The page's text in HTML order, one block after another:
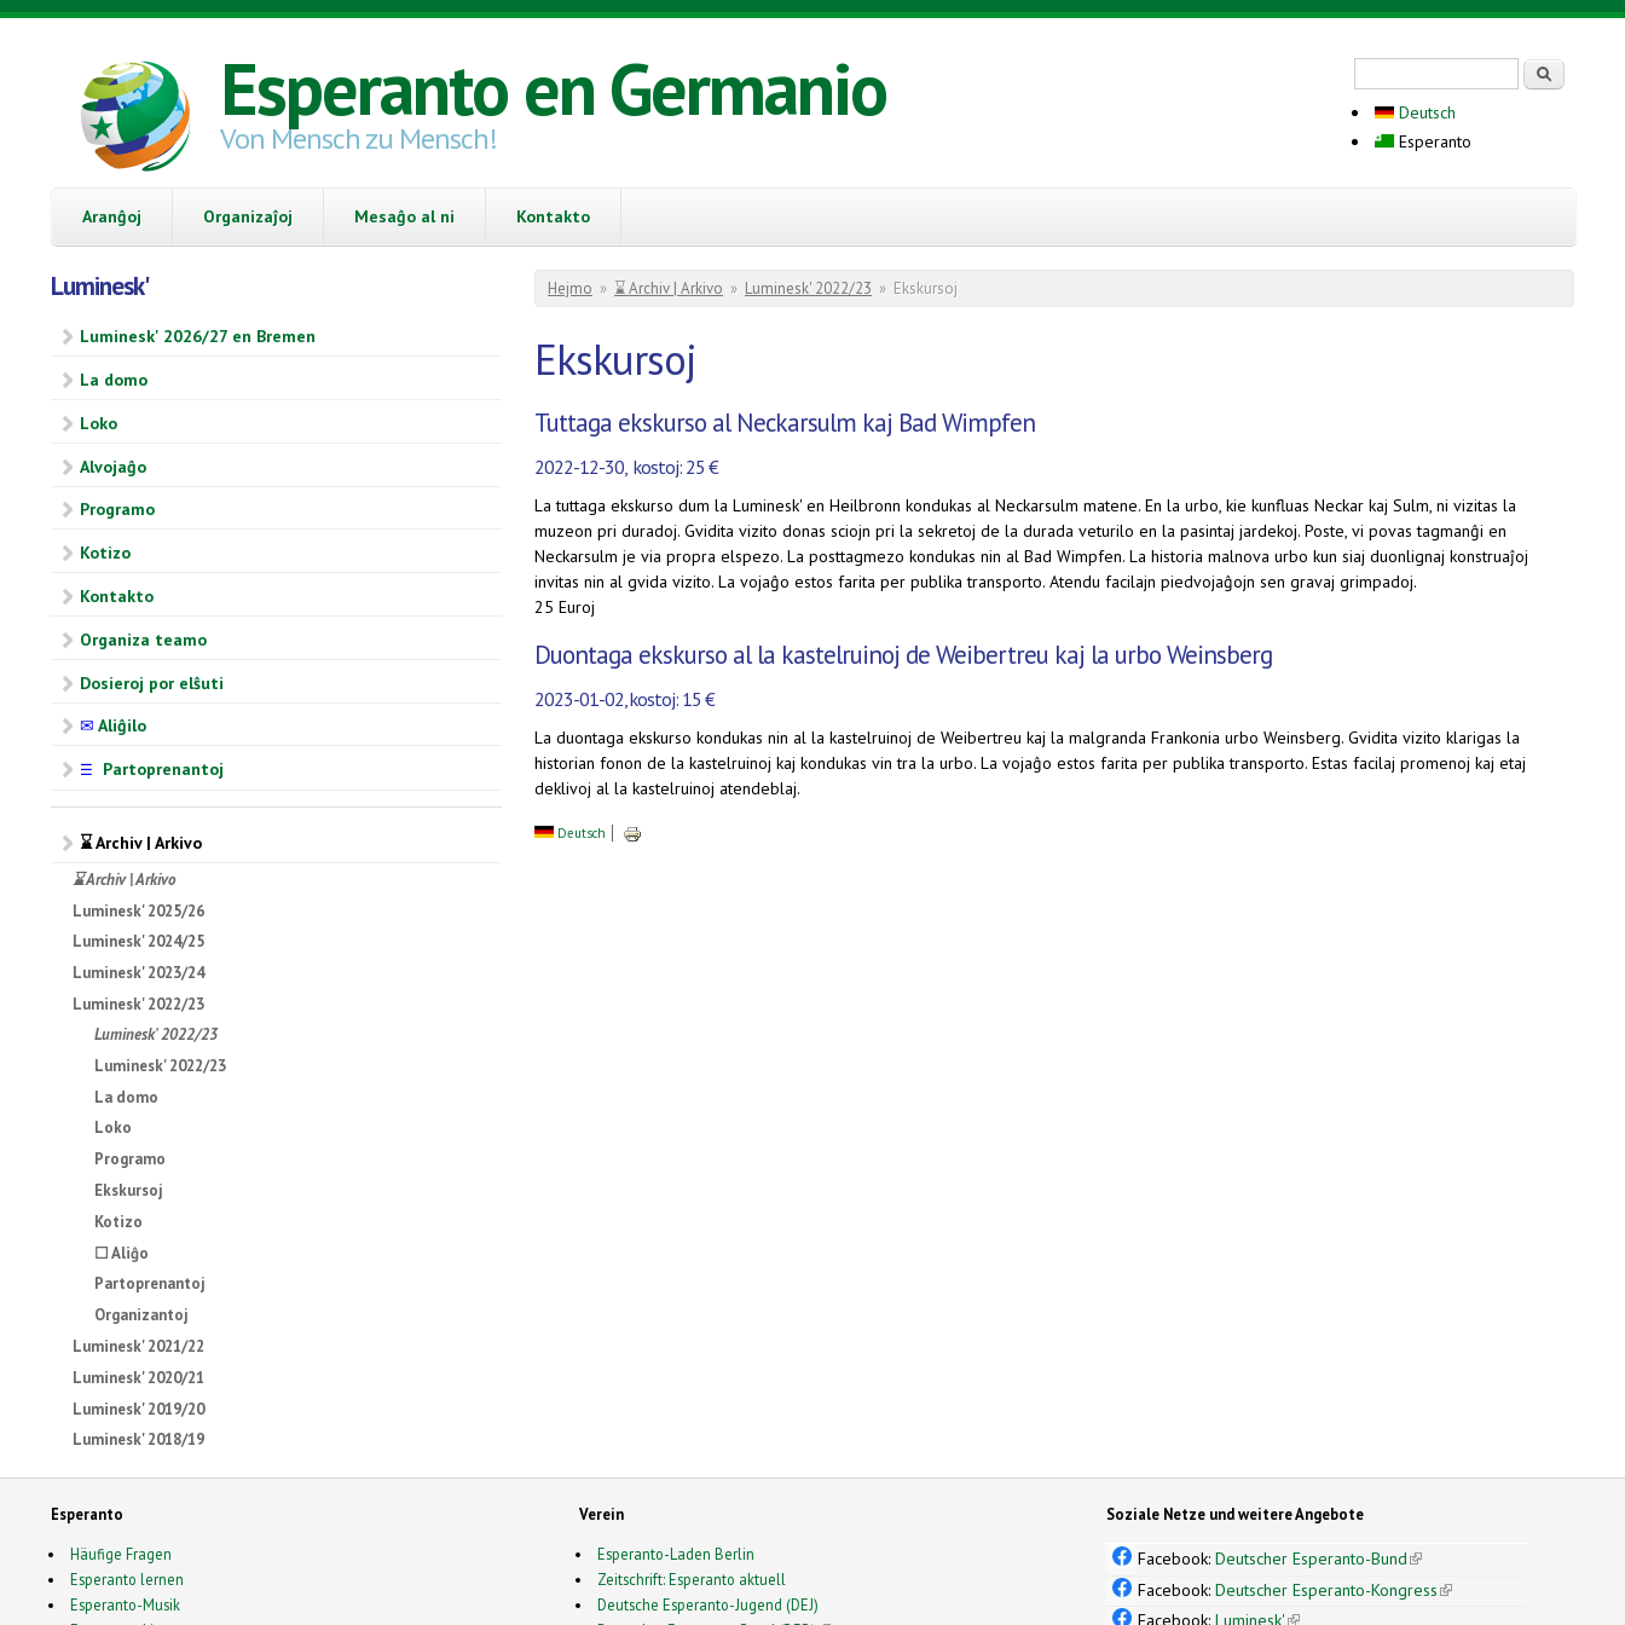
Skip to main content
Esperanto en Germanio
Von Mensch zu Mensch!
Deutsch
Esperanto
Aranĝoj Organizaĵoj Mesaĝo al ni Kontakto
Luminesk'
Luminesk' 2026/27 en Bremen
La domo
Loko
Alvojaĝo
Programo
Kotizo
Kontakto
Organiza teamo
Dosieroj por elŝuti
✉ Aliĝilo
☰ Partoprenantoj
⌛ Archiv | Arkivo
⌛ Archiv | Arkivo
Luminesk' 2025/26
Luminesk' 2024/25
Luminesk' 2023/24
Luminesk' 2022/23
Luminesk' 2022/23
Luminesk' 2022/23
La domo
Loko
Programo
Ekskursoj
Kotizo
☐ Aliĝo
Partoprenantoj
Organizantoj
Luminesk' 2021/22
Luminesk' 2020/21
Luminesk' 2019/20
Luminesk' 2018/19
You are here
Hejmo » ⌛ Archiv | Arkivo » Luminesk' 2022/23 » Ekskursoj
Ekskursoj
Tuttaga ekskurso al Neckarsulm kaj Bad Wimpfen
2022-12-30, kostoj: 25 €
La tuttaga ekskurso dum la Luminesk' en Heilbronn kondukas al Neckarsulm matene. En la urbo, kie kunfluas Neckar kaj Sulm, ni vizitas la
muzeon pri duradoj. Gvidita vizito donas sciojn pri la sekretoj de la durada veturilo en la pasintaj jardekoj. Poste, vi povas tagmanĝi en
Neckarsulm je via propra elspezo. La posttagmezo kondukas nin al Bad Wimpfen. La historia malnova urbo kun siaj duonlignaj konstruaĵoj
invitas nin al gvida vizito. La vojaĝo estos farita per publika transporto. Atendu facilajn piedvojaĝojn sen gravaj grimpadoj.
25 Euroj
Duontaga ekskurso al la kastelruinoj de Weibertreu kaj la urbo Weinsberg
2023-01-02, kostoj: 15 €
La duontaga ekskurso kondukas nin al la kastelruinoj de Weibertreu kaj la malgranda Frankonia urbo Weinsberg. Gvidita vizito klarigas la
historian fonon de la kastelruinoj kaj kondukas vin tra la urbo. La vojaĝo estos farita per publika transporto. Estas facilaj promenoj kaj etaj
deklivoj al la kastelruinoj atendeblaj.
Deutsch
Esperanto
Häufige Fragen
Esperanto lernen
Esperanto-Musik
Verein
Esperanto-Laden Berlin
Zeitschrift: Esperanto aktuell
Deutsche Esperanto-Jugend (DEJ)
Soziale Netze und weitere Angebote
Facebook:Deutscher Esperanto-Bund(link is external)
Facebook:Deutscher Esperanto-Kongress(link is external)
Facebook:Luminesk'(link is external)